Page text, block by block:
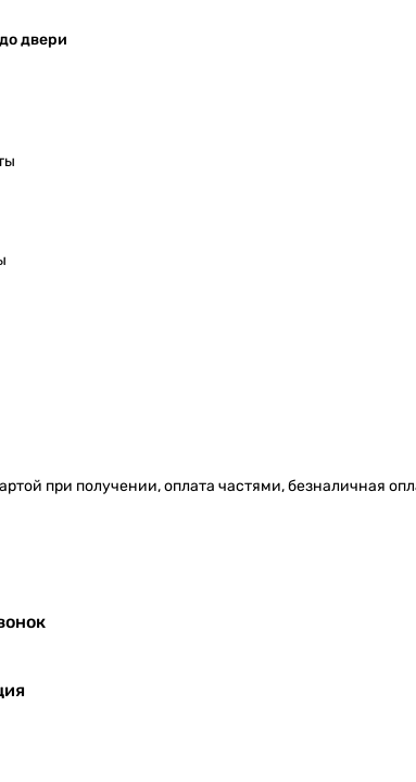
до двери
при получении, оплата частями, безналичная